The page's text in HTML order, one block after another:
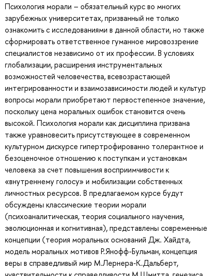
Психология морали – обязательный курс во многих
зарубежных университетах, призванный не только
ознакомить с исследованиями в данной области, но также
сформировать ответственное гуманное мировоззрение
специалистов независимо от их профессии. В условиях
глобализации, расширения инструментальных
возможностей человечества, всевозрастающей
интегрированности и взаимозависимости людей и культур
вопросы морали приобретают первостепенное значение,
поскольку цена моральных ошибок становится очень
высокой. Психология морали как дисциплина призвана
также уравновесить присутствующее в современном
культурном дискурсе гипертрофированно толерантное и
безоценочное отношению к поступкам и установкам
человека за счет повышения восприимчивости к
«внутреннему голосу» и мобилизации собственных
личностных ресурсов. В предлагаемом курсе будут
обсуждены классические теории морали
(психоаналитическая, теория социального научения,
эволюционная и когнитивная), представлены современные
концепции (теория моральных оснований Дж. Хайдта,
модель моральных мотивов Р.Янофф-Бульман, концепция
веры в справедливый мир М.Лернера-К.Дальберт,